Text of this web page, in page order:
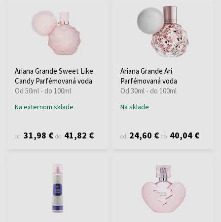
Ariana Grande Sweet Like
Candy Parfémovaná voda
Od 50ml - do 100ml
Na externom sklade
od 31,98 € do 41,82 €
Ariana Grande Ari
Parfémovaná voda
Od 30ml - do 100ml
Na sklade
od 24,60 € do 40,04 €